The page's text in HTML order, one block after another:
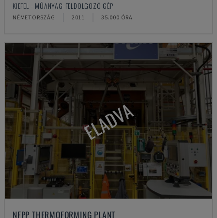
KIEFEL - MŰANYAG-FELDOLGOZÓ GÉP
NÉMETORSZÁG 2011 35.000 ÓRA
ELADVA
NFPP THERMOFORMING PLANT